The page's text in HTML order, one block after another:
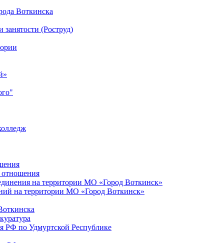
Воткинска
занятости (Роструд)
на территории МО «Город Воткинск»
на территории МО «Город Воткинск»
РФ по Удмуртской Республике